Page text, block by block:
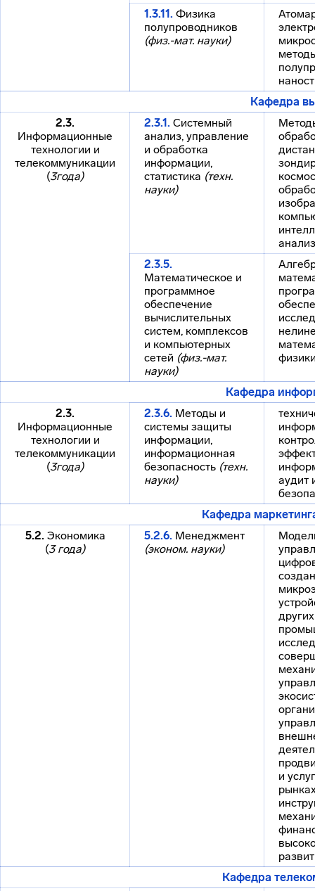
1.3.11. Физика
полупроводников
(физ.-мат. науки)
Кафедра
2.3.
Информационные
технологии и
телекоммуникации
(3года)
2.3.1. Системный
анализ, управление
и обработка
информации,
статистика (техн.
науки)
2.3.5.
Математическое и
программное
обеспечение
вычислительных
систем, комплексов
и компьютерных
сетей (физ.-мат.
науки)
Кафедра
2.3.
Информационные
технологии и
телекоммуникации
(3года)
2.3.6. Методы и
системы защиты
информации,
информационная
безопасность (техн.
науки)
аудит
Кафедра
5.2. Экономика
(3 года)
5.2.6. Менеджмент
(эконом. науки)
и
Кафедра